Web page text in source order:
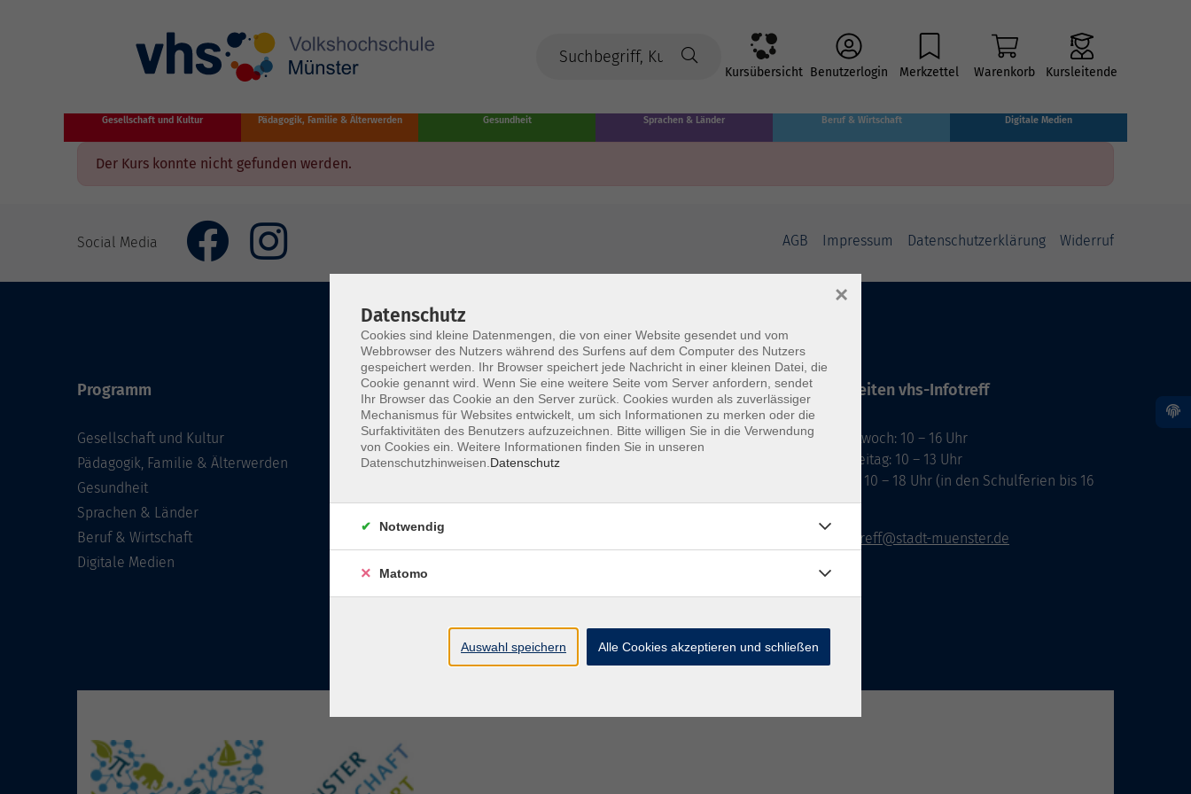
Kursübersicht Benutzerlogin Merkzettel Warenkorb Kursleitende
Gesellschaft und Kultur Pädagogik, Familie & Älterwerden Gesundheit Sprachen & Länder Beruf & Wirtschaft Digitale Medien
Der Kurs konnte nicht gefunden werden.
Social Media AGB Impressum Datenschutzerklärung Widerruf
Programm
Gesellschaft und Kultur
Pädagogik, Familie & Älterwerden
Gesundheit
Sprachen & Länder
Beruf & Wirtschaft
Digitale Medien
Volkshochschule Münster
Aegidiistraße 70
48143 Münster
vhs@stadt-muenster.de
Lage im Stadtplan
Öffnungszeiten vhs-Infotreff
Montag, Mittwoch: 10 – 16 Uhr
Dienstag, Freitag: 10 – 13 Uhr
Donnerstag: 10 – 18 Uhr (in den Schulferien bis 16
Uhr)
vhs-infotreff@stadt-muenster.de
Datenschutz
Cookies sind kleine Datenmengen, die von einer Website gesendet und vom
Webbrowser des Nutzers während des Surfens auf dem Computer des Nutzers
gespeichert werden. Ihr Browser speichert jede Nachricht in einer kleinen Datei, die
Cookie genannt wird. Wenn Sie eine weitere Seite vom Server anfordern, sendet
Ihr Browser das Cookie an den Server zurück. Cookies wurden als zuverlässiger
Mechanismus für Websites entwickelt, um sich Informationen zu merken oder die
Surfaktivitäten des Benutzers aufzuzeichnen. Bitte willigen Sie in die Verwendung
von Cookies ein. Weitere Informationen finden Sie in unseren
Datenschutzhinweisen. Datenschutz
×
Notwendig
Matomo
Auswahl speichern Alle Cookies akzeptieren und schließen